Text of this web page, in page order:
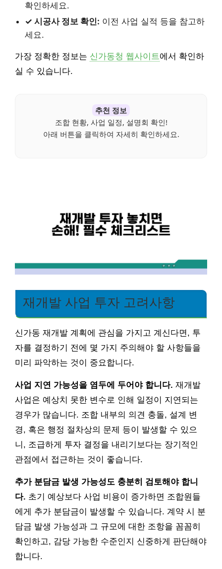
확인하세요.
✓ 시공사 정보 확인: 이전 사업 실적 등을 참고하
세요.
가장 정확한 정보는 신가동청 웹사이트에서 확인하
실 수 있습니다.
추천 정보
조합 현황, 사업 일정, 설명회 확인!
아래 버튼을 클릭하여 자세히 확인하세요.
재개발 사업 투자 고려사항
신가동 재개발 계획에 관심을 가지고 계신다면, 투
자를 결정하기 전에 몇 가지 주의해야 할 사항들을
미리 파악하는 것이 중요합니다.
사업 지연 가능성을 염두에 두어야 합니다. 재개발
사업은 예상치 못한 변수로 인해 일정이 지연되는
경우가 많습니다. 조합 내부의 의견 충돌, 설계 변
경, 혹은 행정 절차상의 문제 등이 발생할 수 있으
니, 조급하게 투자 결정을 내리기보다는 장기적인
관점에서 접근하는 것이 좋습니다.
추가 분담금 발생 가능성도 충분히 검토해야 합니
다. 초기 예상보다 사업 비용이 증가하면 조합원들
에게 추가 분담금이 발생할 수 있습니다. 계약 시 분
담금 발생 가능성과 그 규모에 대한 조항을 꼼꼼히
확인하고, 감당 가능한 수준인지 신중하게 판단해야
합니다.